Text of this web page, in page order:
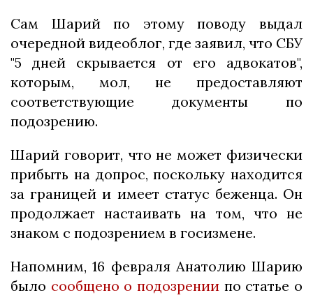
Сам Шарий по этому поводу выдал
очередной видеоблог, где заявил, что СБУ
"5 дней скрывается от его адвокатов",
которым, мол, не предоставляют
соответствующие документы по
подозрению.
Шарий говорит, что не может физически
прибыть на допрос, поскольку находится
за границей и имеет статус беженца. Он
продолжает настаивать на том, что не
знаком с подозрением в госизмене.
Напомним, 16 февраля Анатолию Шарию
было сообщено о подозрении по статье о